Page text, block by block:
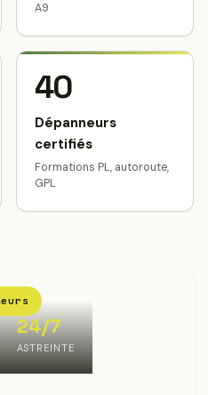
A9
40
Dépanneurs
certifiés
Formations PL, autoroute,
GPL
24/7
ASTREINTE